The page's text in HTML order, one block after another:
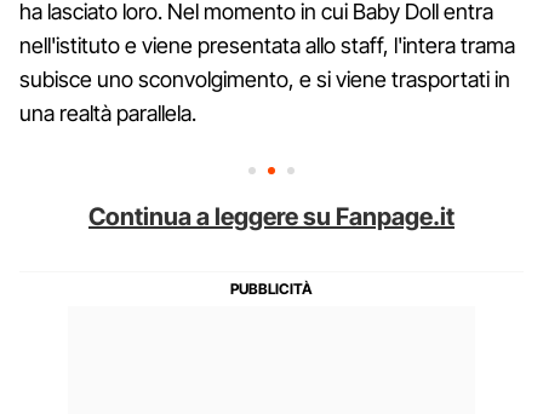
ha lasciato loro. Nel momento in cui Baby Doll entra
nell'istituto e viene presentata allo staff, l'intera trama
subisce uno sconvolgimento, e si viene trasportati in
una realtà parallela.
Continua a leggere su Fanpage.it